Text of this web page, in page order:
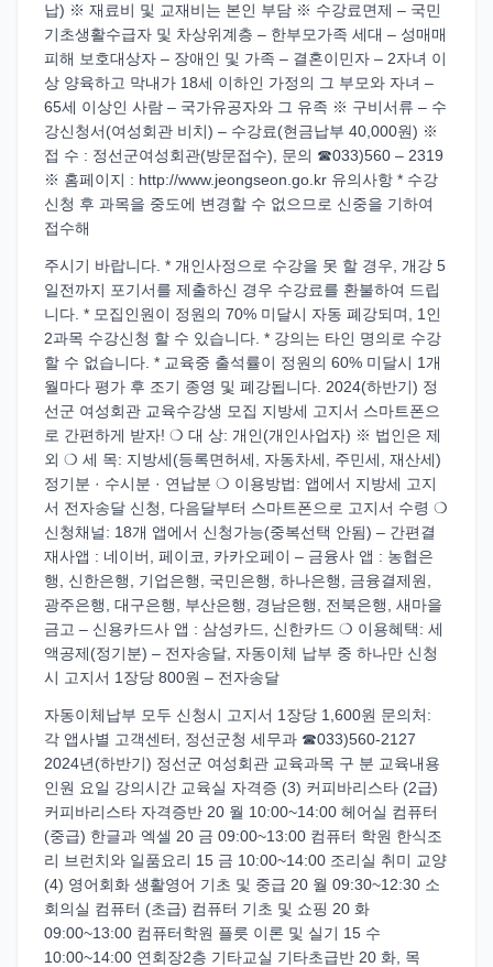
납) ※ 재료비 및 교재비는 본인 부담 ※ 수강료면제 – 국민
기초생활수급자 및 차상위계층 – 한부모가족 세대 – 성매매
피해 보호대상자 – 장애인 및 가족 – 결혼이민자 – 2자녀 이
상 양육하고 막내가 18세 이하인 가정의 그 부모와 자녀 –
65세 이상인 사람 – 국가유공자와 그 유족 ※ 구비서류 – 수
강신청서(여성회관 비치) – 수강료(현금납부 40,000원) ※
접 수 : 정선군여성회관(방문접수), 문의 ☎033)560 – 2319
※ 홈페이지 : http://www.jeongseon.go.kr 유의사항 * 수강
신청 후 과목을 중도에 변경할 수 없으므로 신중을 기하여
접수해
주시기 바랍니다. * 개인사정으로 수강을 못 할 경우, 개강 5
일전까지 포기서를 제출하신 경우 수강료를 환불하여 드립
니다. * 모집인원이 정원의 70% 미달시 자동 폐강되며, 1인
2과목 수강신청 할 수 있습니다. * 강의는 타인 명의로 수강
할 수 없습니다. * 교육중 출석률이 정원의 60% 미달시 1개
월마다 평가 후 조기 종영 및 폐강됩니다. 2024(하반기) 정
선군 여성회관 교육수강생 모집 지방세 고지서 스마트폰으
로 간편하게 받자! ❍ 대 상: 개인(개인사업자) ※ 법인은 제
외 ❍ 세 목: 지방세(등록면허세, 자동차세, 주민세, 재산세)
정기분 · 수시분 · 연납분 ❍ 이용방법: 앱에서 지방세 고지
서 전자송달 신청, 다음달부터 스마트폰으로 고지서 수령 ❍
신청채널: 18개 앱에서 신청가능(중복선택 안됨) – 간편결
재사앱 : 네이버, 페이코, 카카오페이 – 금융사 앱 : 농협은
행, 신한은행, 기업은행, 국민은행, 하나은행, 금융결제원,
광주은행, 대구은행, 부산은행, 경남은행, 전북은행, 새마을
금고 – 신용카드사 앱 : 삼성카드, 신한카드 ❍ 이용혜택: 세
액공제(정기분) – 전자송달, 자동이체 납부 중 하나만 신청
시 고지서 1장당 800원 – 전자송달
자동이체납부 모두 신청시 고지서 1장당 1,600원 문의처:
각 앱사별 고객센터, 정선군청 세무과 ☎033)560-2127
2024년(하반기) 정선군 여성회관 교육과목 구 분 교육내용
인원 요일 강의시간 교육실 자격증 (3) 커피바리스타 (2급)
커피바리스타 자격증반 20 월 10:00~14:00 헤어실 컴퓨터
(중급) 한글과 엑셀 20 금 09:00~13:00 컴퓨터 학원 한식조
리 브런치와 일품요리 15 금 10:00~14:00 조리실 취미 교양
(4) 영어회화 생활영어 기초 및 중급 20 월 09:30~12:30 소
회의실 컴퓨터 (초급) 컴퓨터 기초 및 쇼핑 20 화
09:00~13:00 컴퓨터학원 플릇 이론 및 실기 15 수
10:00~14:00 연회장2층 기타교실 기타초급반 20 화, 목